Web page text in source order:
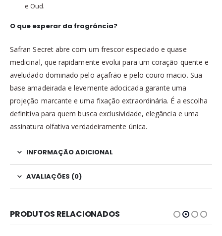
e Oud.
O que esperar da fragrância?
Safran Secret abre com um frescor especiado e quase
medicinal, que rapidamente evolui para um coração quente e
aveludado dominado pelo açafrão e pelo couro macio. Sua
base amadeirada e levemente adocicada garante uma
projeção marcante e uma fixação extraordinária. É a escolha
definitiva para quem busca exclusividade, elegância e uma
assinatura olfativa verdadeiramente única.
INFORMAÇÃO ADICIONAL
AVALIAÇÕES (0)
PRODUTOS RELACIONADOS